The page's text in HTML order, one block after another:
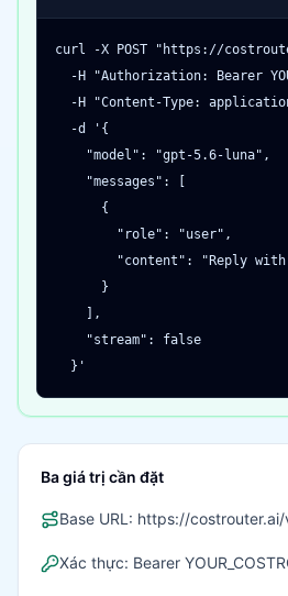
curl -X POST "https://
-H "Authorization: Bearer
-H "Content-Type:
  -d '{
    "model": "gpt-5.6-luna",
    "messages": [
      {
        "role": "user",
"content": "Reply
      }
    ],
    "stream": false
  }'
Ba giá trị cần đặt
Base URL: https://costrouter.ai/
Xác thực: Bearer